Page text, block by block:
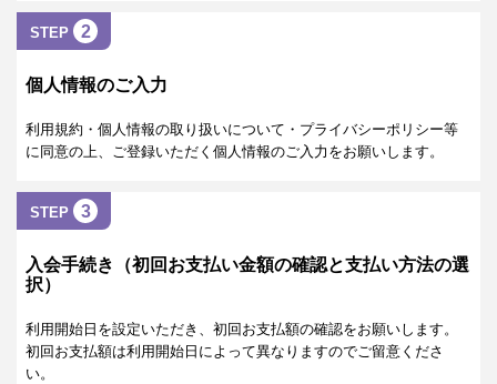
STEP 2
個人情報のご入力
利用規約・個人情報の取り扱いについて・プライバシーポリシー等
に同意の上、ご登録いただく個人情報のご入力をお願いします。
STEP 3
入会手続き（初回お支払い金額の確認と支払い方法の選
択）
利用開始日を設定いただき、初回お支払額の確認をお願いします。
初回お支払額は利用開始日によって異なりますのでご留意くださ
い。